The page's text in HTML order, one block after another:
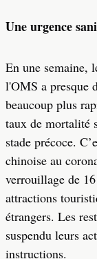
Une urgence
En une semaine,
l'OMS a presque
beaucoup plus
taux de mortalité
stade précoce.
chinoise au
verrouillage de
attractions
étrangers. Les
suspendu leurs
instructions.